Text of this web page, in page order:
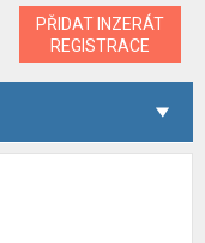
PŘIDAT INZERÁT
REGISTRACE